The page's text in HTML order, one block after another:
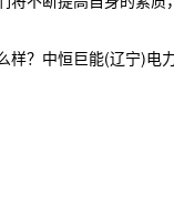
？中恒巨能(辽宁)